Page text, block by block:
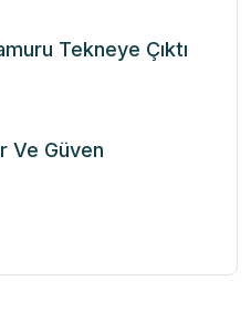
Tekneye Çıktı
Ve Güven